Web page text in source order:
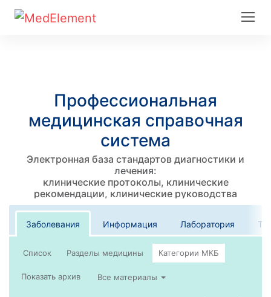
Профессиональная
медицинская справочная
система
Электронная база стандартов диагностики и
лечения:
клинические протоколы, клинические
рекомендации, клинические руководства
Заболевания Информация Лаборатория
Список
Все материалы